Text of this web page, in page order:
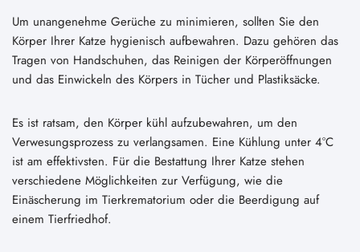
Um unangenehme Gerüche zu minimieren, sollten Sie den
Körper Ihrer Katze hygienisch aufbewahren. Dazu gehören das
Tragen von Handschuhen, das Reinigen der Körperöffnungen
und das Einwickeln des Körpers in Tücher und Plastiksäcke.
Es ist ratsam, den Körper kühl aufzubewahren, um den
Verwesungsprozess zu verlangsamen. Eine Kühlung unter 4°C
ist am effektivsten. Für die Bestattung Ihrer Katze stehen
verschiedene Möglichkeiten zur Verfügung, wie die
Einäscherung im Tierkrematorium oder die Beerdigung auf
einem Tierfriedhof.